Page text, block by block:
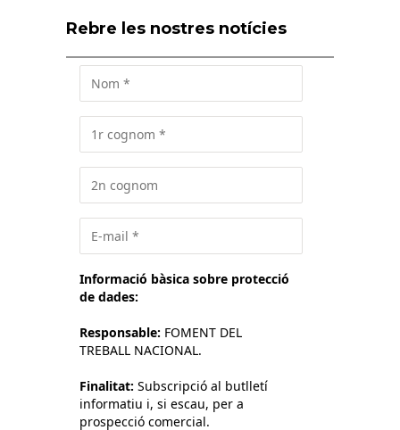
Rebre les nostres notícies
Informació bàsica sobre protecció
de dades:
Responsable: FOMENT DEL
TREBALL NACIONAL.
Finalitat: Subscripció al butlletí
informatiu i, si escau, per a
prospecció comercial.